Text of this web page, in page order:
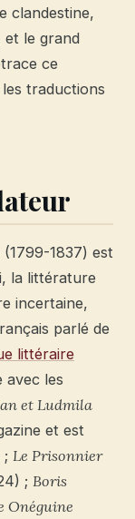
clandestine,
et le grand
ce
traductions
1837) est
la littérature
incertaine,
parlé de
littéraire
avec les
et Ludmila
et est
; Le Prisonnier
; Boris
Onéguine